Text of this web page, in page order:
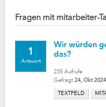
Fragen mit mitarbeiter-
1
Antwort
Wir würden
das?
235 Aufrufe
Gefragt 24, Okt 2024
TEXTFELD